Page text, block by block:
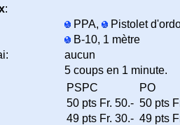
:
PPA,
Pistolet
B-10, 1 mètre
aucun
5 coups en 1 minute.
PSPC
PO
50 pts Fr. 50.- 50 pts
49 pts Fr. 30.- 49 pts